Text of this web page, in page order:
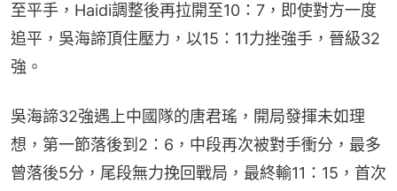
至平手，Haidi調整後再拉開至10：7，即使對方一度
追平，吳海諦頂住壓力，以15：11力挫強手，晉級32
強。
吳海諦32強遇上中國隊的唐君瑤，開局發揮未如理
想，第一節落後到2：6，中段再次被對手衝分，最多
曾落後5分，尾段無力挽回戰局，最終輸11：15，首次